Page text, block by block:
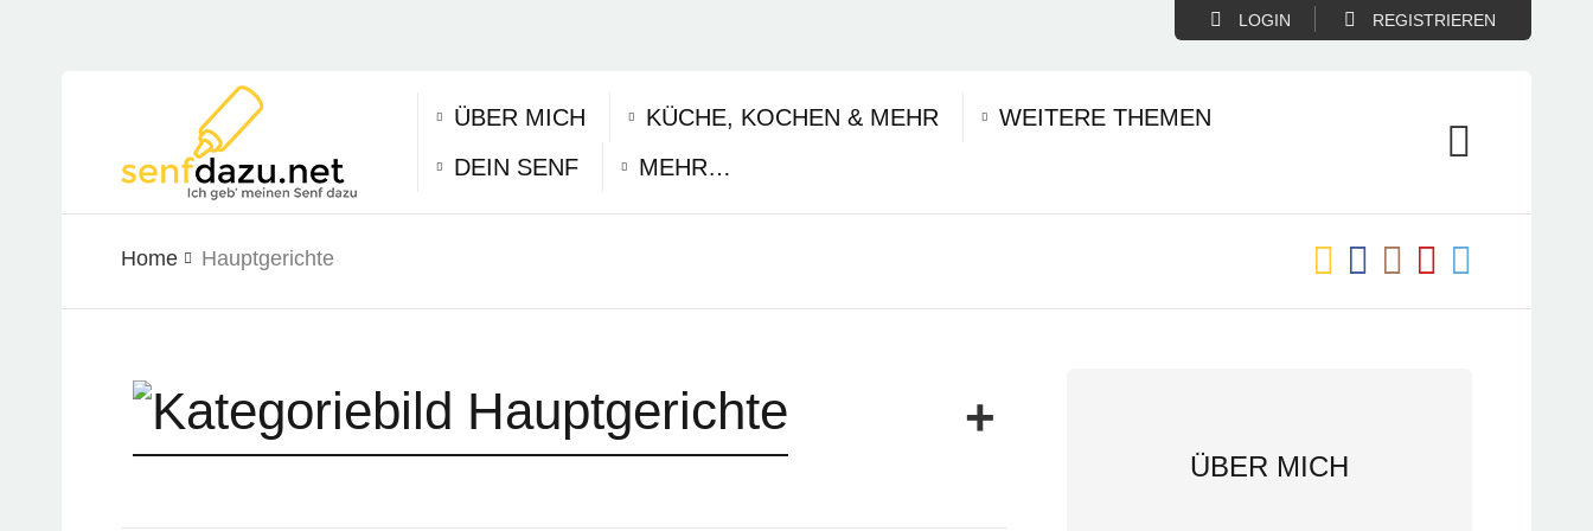
LOGIN REGISTRIEREN
ÜBER MICH KÜCHE, KOCHEN & MEHR
WEITERE THEMEN
DEIN SENF
MEHR…
Home Hauptgerichte
Hauptgerichte
Hauptgerichte, die gute Hauptmahlzeit oder ganz einfach Mittagessen. Was Mittags auf den Tisch
ÜBER MICH